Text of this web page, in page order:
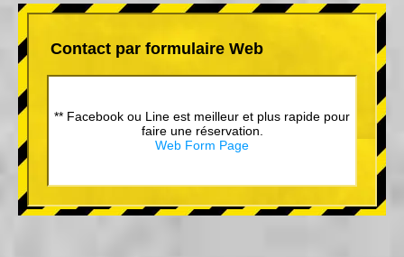
Contact par formulaire Web
** Facebook ou Line est meilleur et plus rapide pour
faire une réservation.
Web Form Page